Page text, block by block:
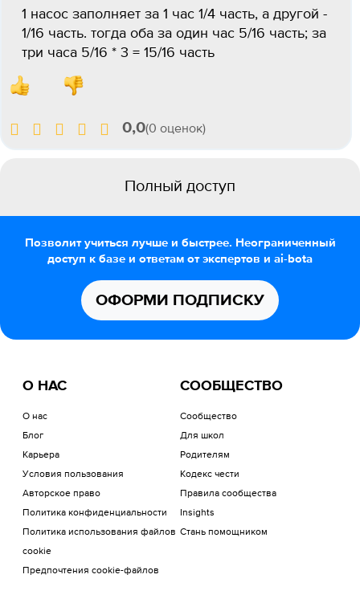
1 насос заполняет за 1 час 1/4 часть, а другой -
1/16 часть. тогда оба за один час 5/16 часть; за
три часа 5/16 * 3 = 15/16 часть
0,0(0 оценок)
Полный доступ
Позволит учиться лучше и быстрее. Неограниченный
доступ к базе и ответам от экспертов и ai-bota
ОФОРМИ ПОДПИСКУ
О НАС
О нас
Блог
Карьера
Условия пользования
Авторское право
Политика конфиденциальности
Политика использования файлов
cookie
Предпочтения cookie-файлов
СООБЩЕСТВО
Сообщество
Для школ
Родителям
Кодекс чести
Правила сообщества
Insights
Стань помощником